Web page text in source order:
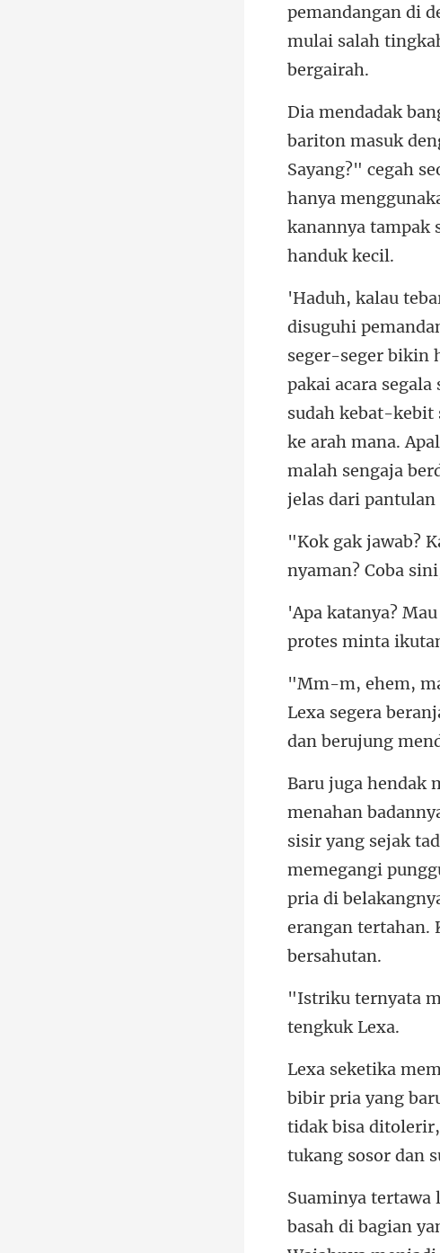
pemandangan di
Sayang?" cegah
hanya
pakai acara
sudah kebat-kebit
protes minta
Lexa segera
sir yang sejak
memegangi
pr
tidak bisa
ian